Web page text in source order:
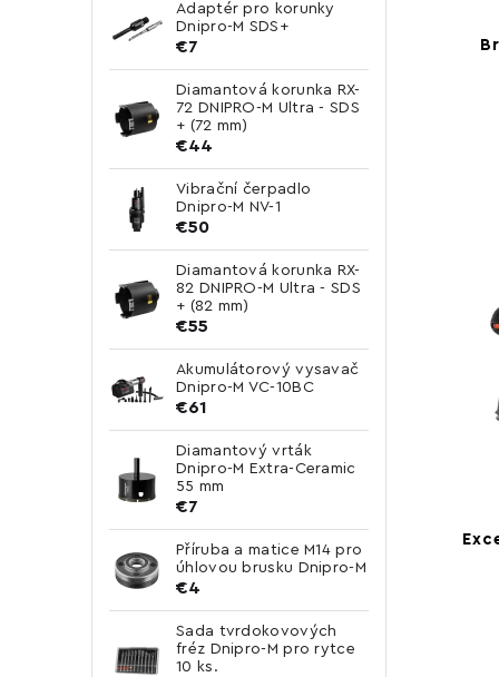
Adaptér pro korunky
Dnipro-M SDS+
€7
Diamantová korunka RX-
72 DNIPRO-M Ultra - SDS
+ (72 mm)
€44
Vibrační čerpadlo
Dnipro-M NV-1
€50
Diamantová korunka RX-
82 DNIPRO-M Ultra - SDS
+ (82 mm)
€55
Akumulátorový vysavač
Dnipro-M VC-10BC
€61
Diamantový vrták
Dnipro-M Extra-Ceramic
55 mm
€7
Příruba a matice M14 pro
úhlovou brusku Dnipro-M
€4
Sada tvrdokovových
fréz Dnipro-M pro rytce
10 ks.